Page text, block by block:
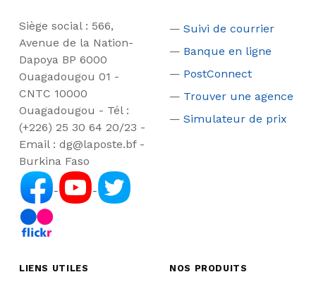
Siège social : 566,
Avenue de la Nation-
Dapoya BP 6000
Ouagadougou 01 -
CNTC 10000
Ouagadougou - Tél :
(+226) 25 30 64 20/23 -
Email : dg@laposte.bf -
Burkina Faso
Suivi de courrier
Banque en ligne
PostConnect
Trouver une agence
Simulateur de prix
LIENS UTILES NOS PRODUITS